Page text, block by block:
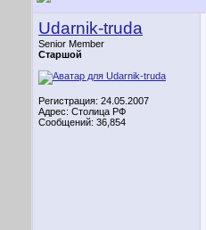
Udarnik-truda
Senior Member
Старшой
Регистрация: 24.05.2007
Адрес: Столица РФ
Сообщений: 36,854